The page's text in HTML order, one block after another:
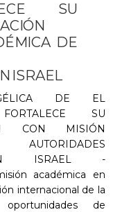
SU
DE
ISRAEL
DE EL
SU
CON MISIÓN
EN ISRAEL -
académica en
internacional de la
de